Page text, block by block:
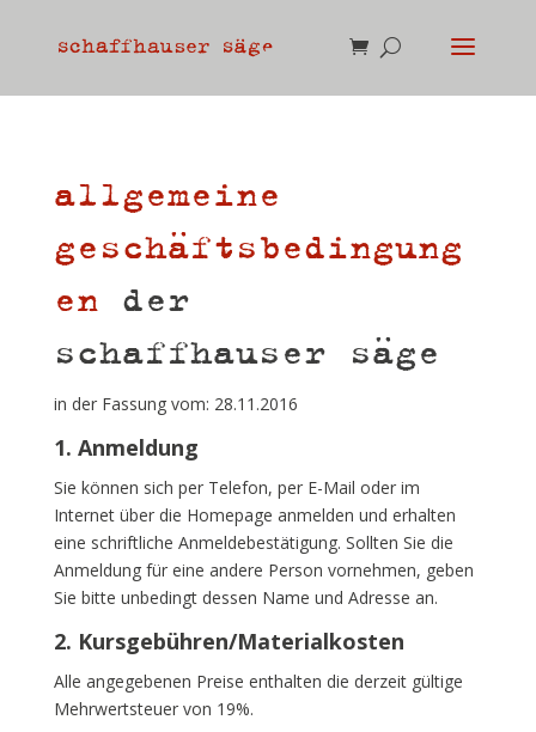
allgemeine
geschäftsbedingung
en der
schaffhauser säge
in der Fassung vom: 28.11.2016
1. Anmeldung
Sie können sich per Telefon, per E-Mail oder im
Internet über die Homepage anmelden und erhalten
eine schriftliche Anmeldebestätigung. Sollten Sie die
Anmeldung für eine andere Person vornehmen, geben
Sie bitte unbedingt dessen Name und Adresse an.
2. Kursgebühren/Materialkosten
Alle angegebenen Preise enthalten die derzeit gültige
Mehrwertsteuer von 19%.